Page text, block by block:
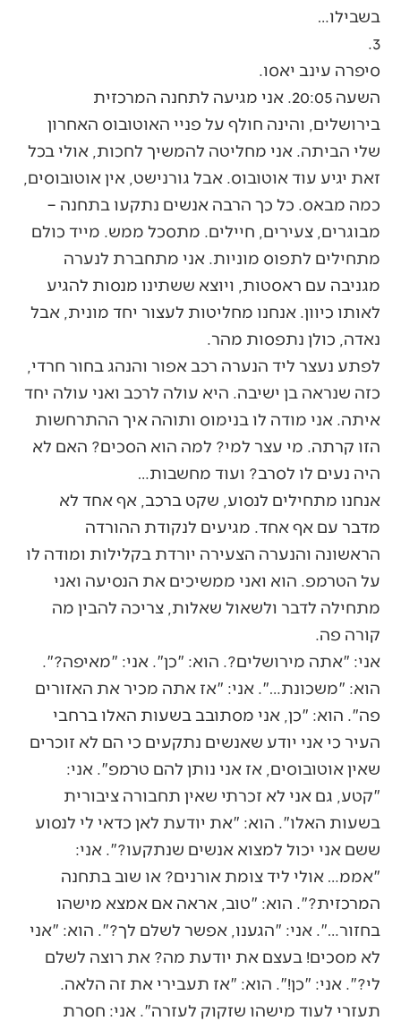
בשבילו…
3.
סיפרה עינב יאסו.
השעה 20:05. אני מגיעה לתחנה המרכזית
בירושלים, והינה חולף על פניי האוטובוס האחרון
שלי הביתה. אני מחליטה להמשיך לחכות, אולי בכל
זאת יגיע עוד אוטובוס. אבל גורנישט, אין אוטובוסים,
כמה מבאס. כל כך הרבה אנשים נתקעו בתחנה –
מבוגרים, צעירים, חיילים. מתסכל ממש. מייד כולם
מתחילים לתפוס מוניות. אני מתחברת לנערה
מגניבה עם ראסטות, ויוצא ששתינו מנסות להגיע
לאותו כיוון. אנחנו מחליטות לעצור יחד מונית, אבל
נאדה, כולן נתפסות מהר.
לפתע נעצר ליד הנערה רכב אפור והנהג בחור חרדי,
כזה שנראה בן ישיבה. היא עולה לרכב ואני עולה יחד
איתה. אני מודה לו בנימוס ותוהה איך ההתרחשות
הזו קרתה. מי עצר למי? למה הוא הסכים? האם לא
היה נעים לו לסרב? ועוד מחשבות…
אנחנו מתחילים לנסוע, שקט ברכב, אף אחד לא
מדבר עם אף אחד. מגיעים לנקודת ההורדה
הראשונה והנערה הצעירה יורדת בקלילות ומודה לו
על הטרמפ. הוא ואני ממשיכים את הנסיעה ואני
מתחילה לדבר ולשאול שאלות, צריכה להבין מה
קורה פה.
אני: "אתה מירושלים?. הוא: "כן". אני: "מאיפה?".
הוא: "משכונת…". אני: "אז אתה מכיר את האזורים
פה". הוא: "כן, אני מסתובב בשעות האלו ברחבי
העיר כי אני יודע שאנשים נתקעים כי הם לא זוכרים
שאין אוטובוסים, אז אני נותן להם טרמפ". אני:
"קטע, גם אני לא זכרתי שאין תחבורה ציבורית
בשעות האלו". הוא: "את יודעת לאן כדאי לי לנסוע
ששם אני יכול למצוא אנשים שנתקעו?". אני:
"אממ… אולי ליד צומת אורנים? או שוב בתחנה
המרכזית?". הוא: "טוב, אראה אם אמצא מישהו
בחזור…". אני: "הגענו, אפשר לשלם לך?". הוא: "אני
לא מסכים! בעצם את יודעת מה? את רוצה לשלם
לי?". אני: "כן!". הוא: "אז תעבירי את זה הלאה.
תעזרי לעוד מישהו שזקוק לעזרה". אני: חסרת